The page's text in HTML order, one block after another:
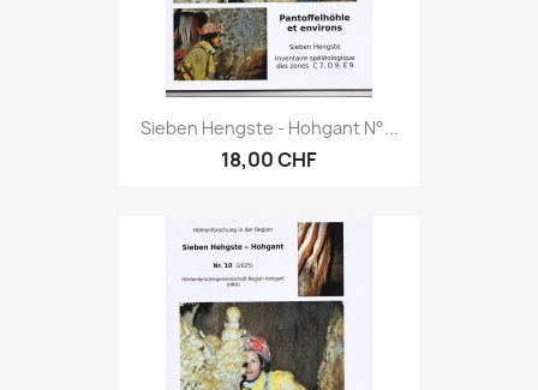
Sieben Hengste - Hohgant N°...
18,00 CHF